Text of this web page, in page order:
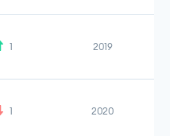
1 2019
1 2020